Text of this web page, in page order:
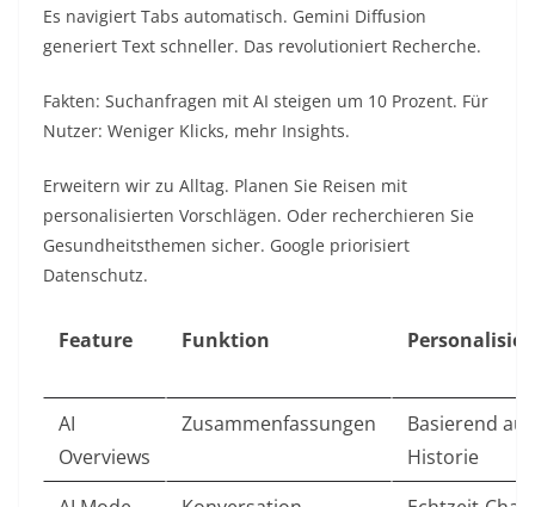
Es navigiert Tabs automatisch. Gemini Diffusion
generiert Text schneller. Das revolutioniert Recherche.​
Fakten: Suchanfragen mit AI steigen um 10 Prozent. Für
Nutzer: Weniger Klicks, mehr Insights.​
Erweitern wir zu Alltag. Planen Sie Reisen mit
personalisierten Vorschlägen. Oder recherchieren Sie
Gesundheitsthemen sicher. Google priorisiert
Datenschutz.
Feature Funktion
AI
Overviews
Zusammenfassungen
Basierend auf
Historie